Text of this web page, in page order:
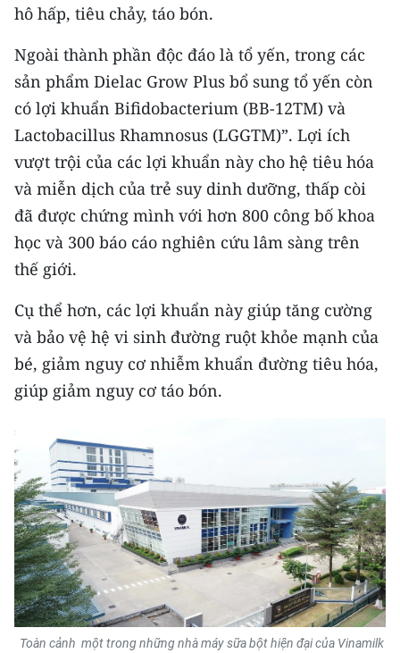
Media Chính trị
Media Kinh tế
Media Văn hóa
Media Xã hội
Media Pháp luật
Media Du lịch
Media Thế giới
Media Thể thao
Media Giáo dục
Media Y tế
Media Môi trường
Ảnh
Infographic
TIN MỚI
TIN ĐỊA PHƯƠNG
hô hấp, tiêu chảy, táo bón.
Ngoài thành phần độc đáo là tổ yến, trong các
sản phẩm Dielac Grow Plus bổ sung tổ yến còn
có lợi khuẩn Bifidobacterium (BB-12TM) và
Lactobacillus Rhamnosus (LGGTM)”. Lợi ích
vượt trội của các lợi khuẩn này cho hệ tiêu hóa
và miễn dịch của trẻ suy dinh dưỡng, thấp còi
đã được chứng mình với hơn 800 công bố khoa
học và 300 báo cáo nghiên cứu lâm sàng trên
thế giới.
Cụ thể hơn, các lợi khuẩn này giúp tăng cường
và bảo vệ hệ vi sinh đường ruột khỏe mạnh của
bé, giảm nguy cơ nhiễm khuẩn đường tiêu hóa,
giúp giảm nguy cơ táo bón.
Toàn cảnh một trong những nhà máy sữa bột hiện đại của Vinamilk